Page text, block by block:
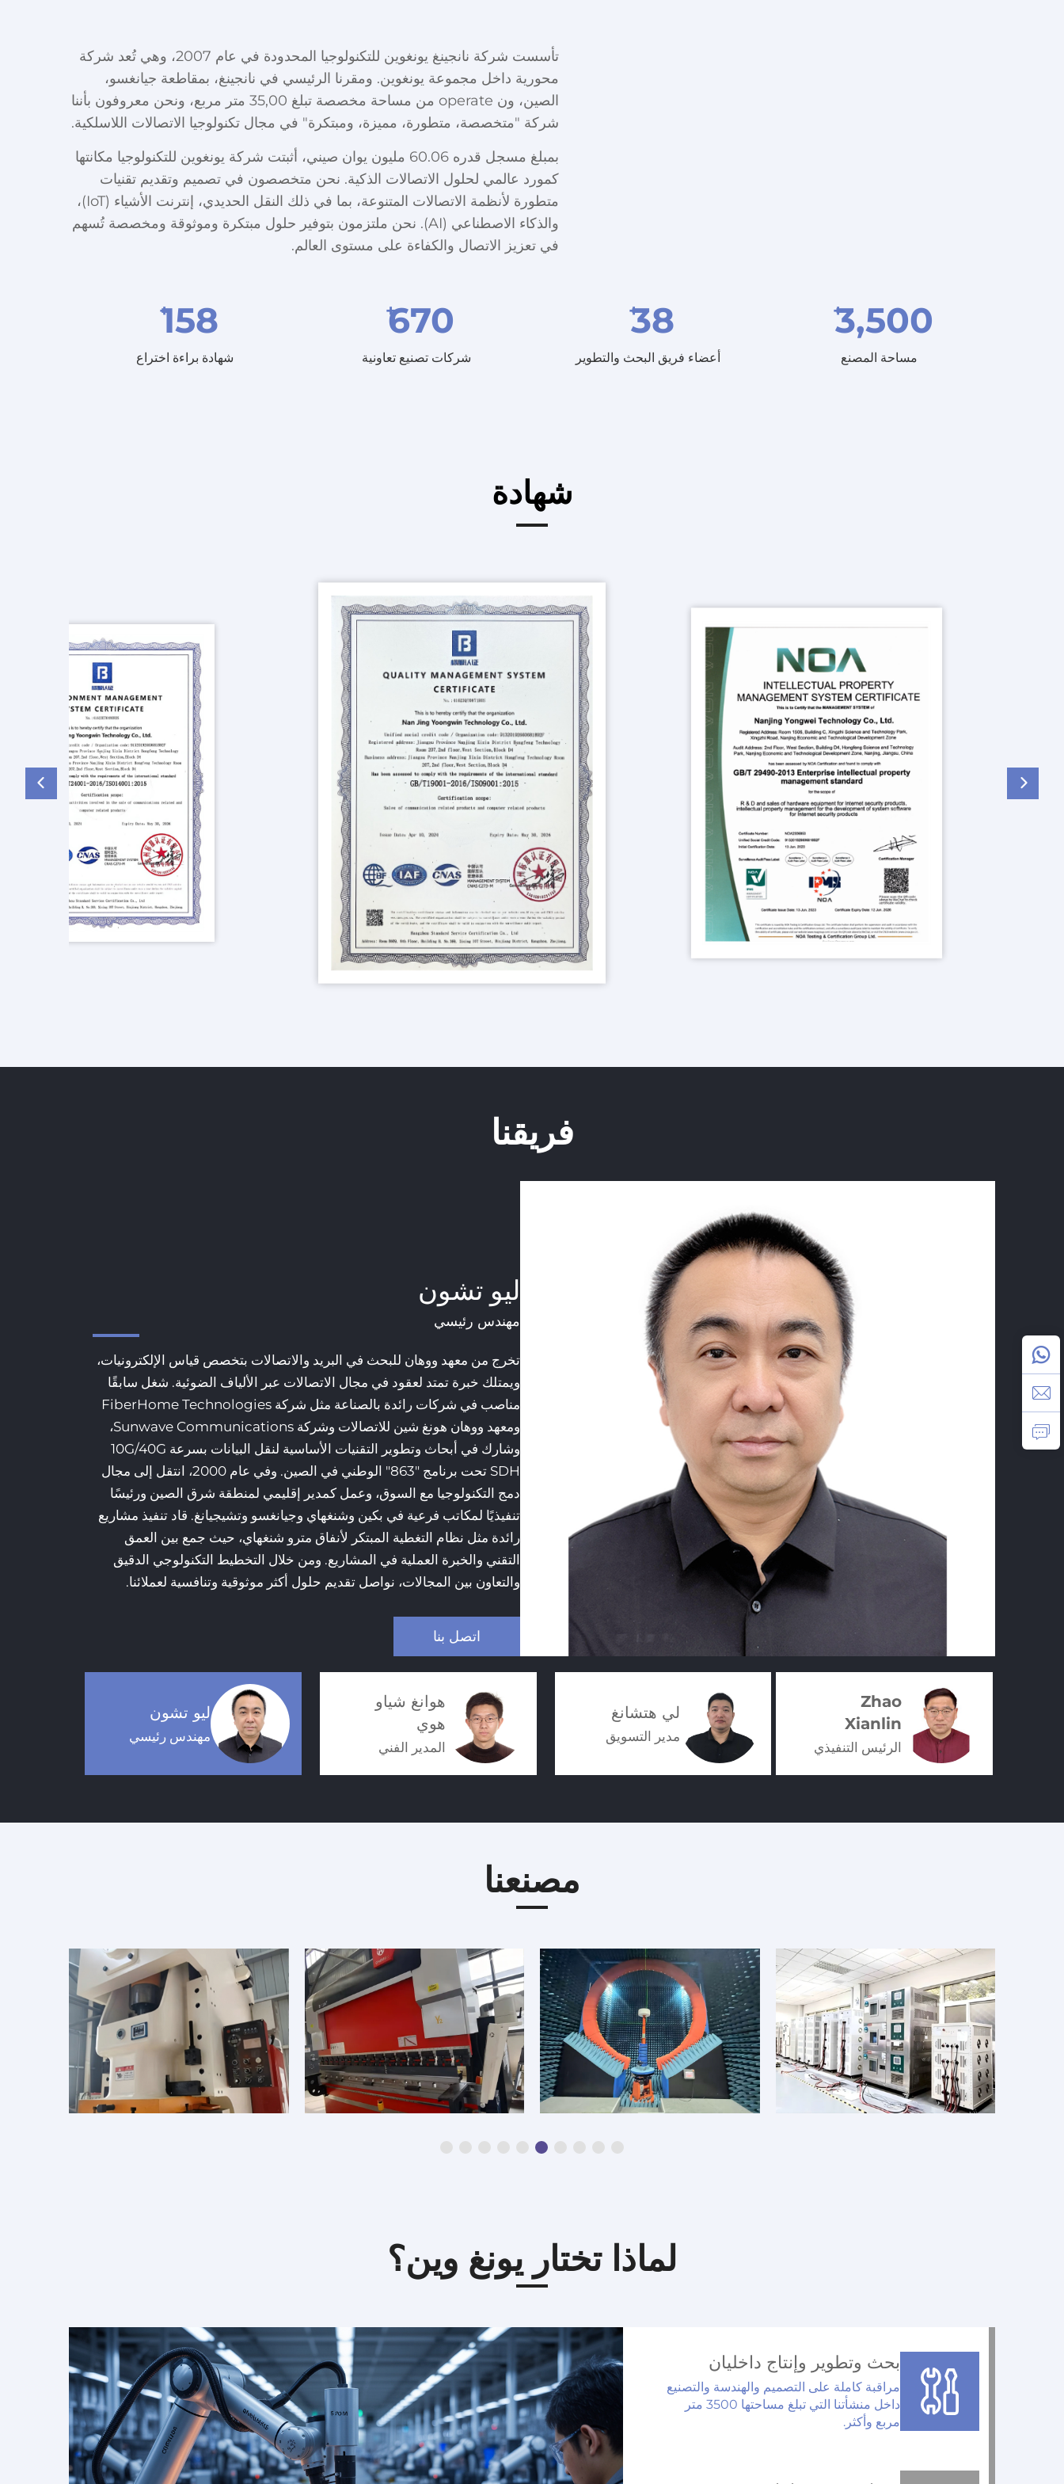
تأسست شركة نانجينغ يونغوين للتكنولوجيا المحدودة في عام 2007، وهي تُعد شركة
محورية داخل مجموعة يونغوين. ومقرنا الرئيسي في نانجينغ، بمقاطعة جيانغسو،
الصين، ون operate من مساحة مخصصة تبلغ 35,00 متر مربع، ونحن معروفون بأننا
شركة "متخصصة، متطورة، مميزة، ومبتكرة" في مجال تكنولوجيا الاتصالات اللاسلكية.
بمبلغ مسجل قدره 60.06 مليون يوان صيني، أثبتت شركة يونغوين للتكنولوجيا مكانتها
كمورد عالمي لحلول الاتصالات الذكية. نحن متخصصون في تصميم وتقديم تقنيات
متطورة لأنظمة الاتصالات المتنوعة، بما في ذلك النقل الحديدي، إنترنت الأشياء (IoT)،
والذكاء الاصطناعي (AI). نحن ملتزمون بتوفير حلول مبتكرة وموثوقة ومخصصة تُسهم
في تعزيز الاتصال والكفاءة على مستوى العالم.
3,500
مساحة المصنع
38
أعضاء فريق البحث والتطوير
670
شركات تصنيع تعاونية
158
شهادة براءة اختراع
شهادة
فريقنا
الرئيس التنفيذي
وبفضل خبرة تمتد لعقود في مجال دمج الصناعة والأكاديمية والبحث العلمي،
شغل مناصب رفيعة مثل نائب مدير قسم العلوم والتكنولوجيا وعميد معهد البحث
على الإنترنت+ في شركة الصين للهندسة والتكنولوجيا металлورجية هواتيان
المحدودة، وكذلك نائب المدير العام لشركة نانجينغ للطاقة الكهربائية المحدودة.
كما يشغل مناصب متميزة كخبير مراجعة في مشاريع التكنولوجيا العلمية وخبير
مراجعة في التصنيع الذكي. ويتمتع بإنجازات أكاديمية عميقة وخبرة عملية واسعة
في أنظمة التحكم بالعمليات ومرافق المياه الذكية والتكامل النظامي، وقد قاد
بحوثاً وتطويراً وتنفيذاً لعدة مشاريع تكنولوجية كبرى، مما ساهم في تسريع تحويل
العديد من الإنجازات التقنية إلى صناعة. وبفضل رؤيته الحادة لاتجاهات الصناعة
وقيادته الاستثنائية، يقود استراتيجية الشركة التكنولوجية وتوجيه الابتكار من
منظور دمج الصناعة والأكاديمية والبحث العلمي، مما يمنح الفريق زخماً مستمراً
للابتكار.
اتصل بنا
Zhao
Xianlin
الرئيس التنفيذي
لي هتشانغ
مدير التسويق
هوانغ شياو
هوي
المدير الفني
ليو تشون
مهندس رئيسي
مصنعنا
لماذا تختار يونغ وين؟
بحث وتطوير وإنتاج داخليان
مراقبة كاملة على التصميم والهندسة والتصنيع
داخل منشأتنا التي تبلغ مساحتها 3500 متر
مربع وأكثر.